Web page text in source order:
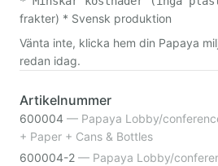
frakter) * Svensk produktion
Vänta inte, klicka hem din Papaya
redan idag.
Artikelnummer
600004 — Papaya Lobby/
+ Paper + Cans & Bottles
600004-2 — Papaya Lobby/